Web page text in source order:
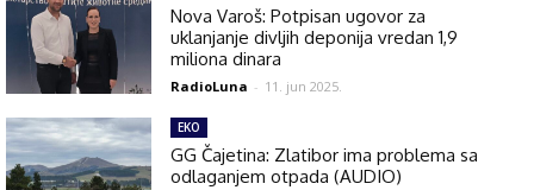
Nova Varoš: Potpisan ugovor za
uklanjanje divljih deponija vredan 1,9
miliona dinara
RadioLuna - 11. jun 2025.
EKO
GG Čajetina: Zlatibor ima problema sa
odlaganjem otpada (AUDIO)